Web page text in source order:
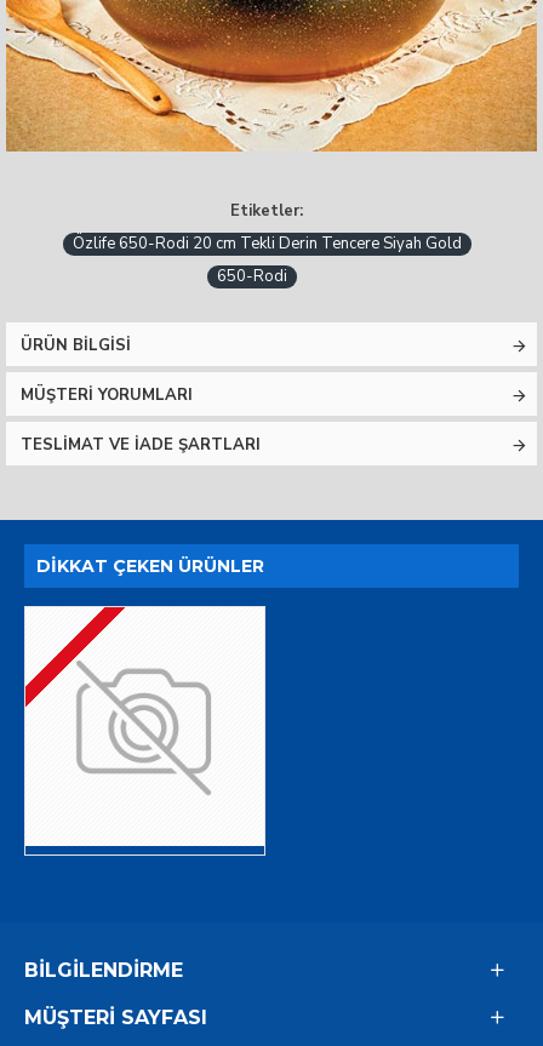
Etiketler:
Özlife 650-Rodi 20 cm Tekli Derin Tencere Siyah Gold
650-Rodi
ÜRÜN BILGISI
MÜŞTERI YORUMLARI
TESLIMAT VE İADE ŞARTLARI
DIKKAT ÇEKEN ÜRÜNLER
BILGILENDIRME
MÜŞTERI SAYFASI